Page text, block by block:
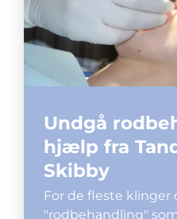
Undgå
hjælp fra
Skibby
For de fleste klinger
"rodbehandling"